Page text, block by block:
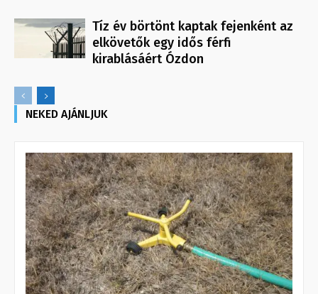
Tíz év börtönt kaptak fejenként az
elkövetők egy idős férfi
kirablásáért Ózdon
NEKED AJÁNLJUK